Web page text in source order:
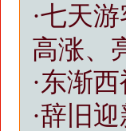
·七天
高涨、
·东渐
·辞旧